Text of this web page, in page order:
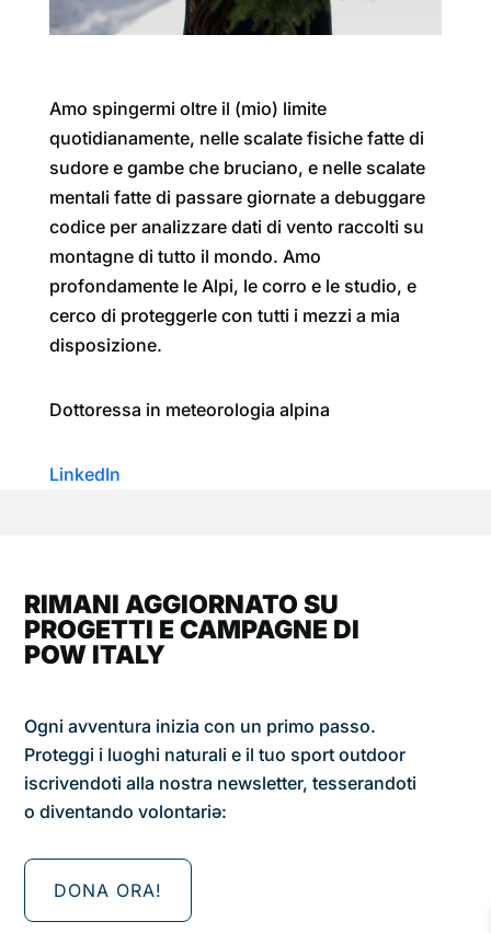
Amo spingermi oltre il (mio) limite
quotidianamente, nelle scalate fisiche fatte di
sudore e gambe che bruciano, e nelle scalate
mentali fatte di passare giornate a debuggare
codice per analizzare dati di vento raccolti su
montagne di tutto il mondo. Amo
profondamente le Alpi, le corro e le studio, e
cerco di proteggerle con tutti i mezzi a mia
disposizione.
Dottoressa in meteorologia alpina
LinkedIn
RIMANI AGGIORNATO SU
PROGETTI E CAMPAGNE DI
POW ITALY
Ogni avventura inizia con un primo passo.
Proteggi i luoghi naturali e il tuo sport outdoor
iscrivendoti alla nostra newsletter, tesserandoti
o diventando volontariǝ:
DONA ORA!